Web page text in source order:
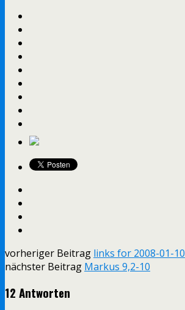
vorheriger Beitrag links for 2008-01-10
nächster Beitrag Markus 9,2-10
12 Antworten